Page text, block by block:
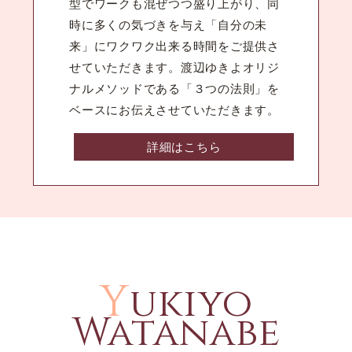
型でワークも混ぜつつ盛り上がり、同
時に多くの気づきを与え「自分の未
来」にワクワク出来る時間をご提供さ
せていただきます。渡辺ゆきよオリジ
ナルメソッドである「３つの法則」を
ベースにお伝えさせていただきます。
詳細はこちら
Yukiyo
Watanabe